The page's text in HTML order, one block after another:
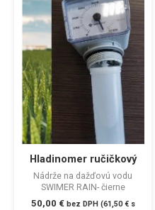
Hladinomer ručičkový
Nádrže na dažďovú vodu
SWIMER RAIN- čierne
50,00 € bez DPH (61,50€s